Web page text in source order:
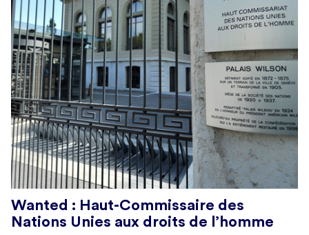
Wanted : Haut-Commissaire des
Nations Unies aux droits de l’homme